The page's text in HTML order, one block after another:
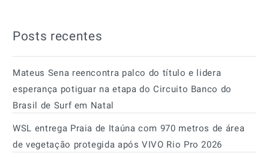
Posts recentes
Mateus Sena reencontra palco do título e lidera
esperança potiguar na etapa do Circuito Banco do
Brasil de Surf em Natal
WSL entrega Praia de Itaúna com 970 metros de área
de vegetação protegida após VIVO Rio Pro 2026